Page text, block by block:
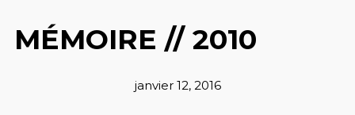
MÉMOIRE // 2010
janvier 12, 2016